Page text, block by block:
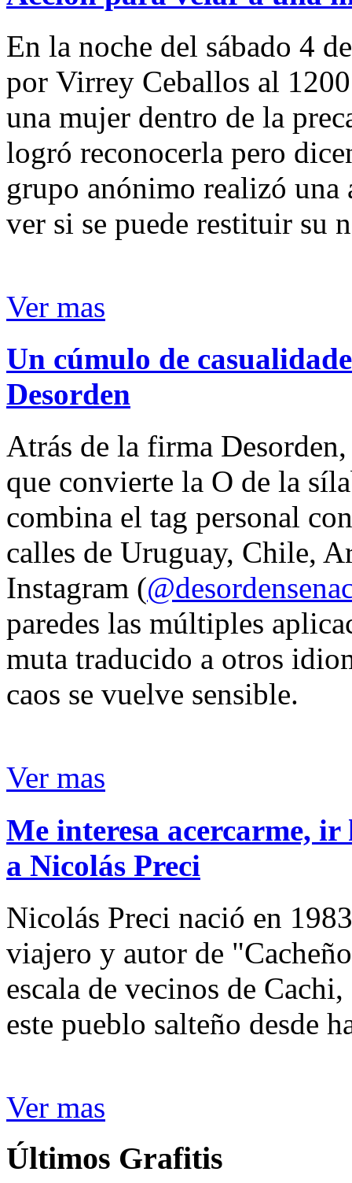
En la noche del sábado 4
por Virrey Ceballos al
una mujer dentro de la
logró reconocerla pero
grupo anónimo realizó
ver si se puede restituir su
Ver mas
Un cúmulo de
Desorden
Atrás de la firma
que convierte la O de la
combina el tag personal
calles de Uruguay, Chile,
Instagram (
paredes las múltiples
muta traducido a otros
caos se vuelve sensible.
Ver mas
Me interesa acercarme,
a Nicolás Preci
Nicolás Preci nació en
viajero y autor de
escala de vecinos de
este pueblo salteño desde
Ver mas
Últimos Grafitis